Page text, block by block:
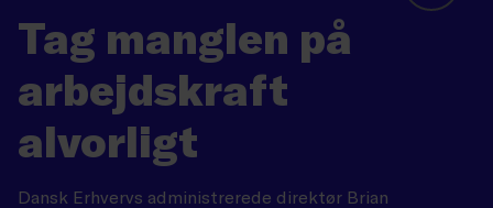
Tag manglen på
arbejdskraft
alvorligt
Dansk Erhvervs administrerede direktør Brian